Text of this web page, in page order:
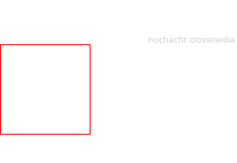
hochacht crossmedia